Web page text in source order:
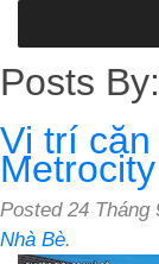
Posts By:
Vị trí
Posted 24 Tháng
Nhà Bè.